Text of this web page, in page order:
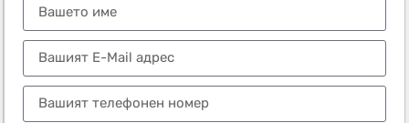
Тел.:+359 89 552 4009